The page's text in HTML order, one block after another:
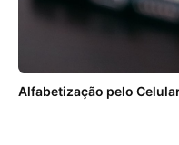
Alfabetização pelo